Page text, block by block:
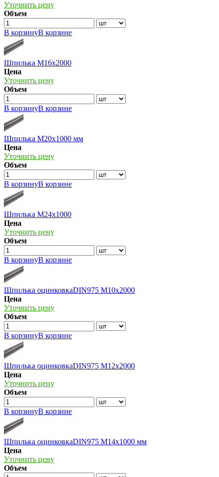
Уточнить цену
Объем
В корзинуВ корзине
Шпилька М16х2000
Цена
Уточнить цену
Объем
В корзинуВ корзине
Шпилька М20х1000 мм
Цена
Уточнить цену
Объем
В корзинуВ корзине
Шпилька М24х1000
Цена
Уточнить цену
Объем
В корзинуВ корзине
Шпилька оцинковкаDIN975 М10х2000
Цена
Уточнить цену
Объем
В корзинуВ корзине
Шпилька оцинковкаDIN975 М12х2000
Цена
Уточнить цену
Объем
В корзинуВ корзине
Шпилька оцинковкаDIN975 М14х1000 мм
Цена
Уточнить цену
Объем